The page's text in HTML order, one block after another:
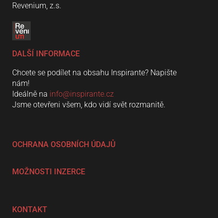
Revenium, z.s.
DALŠÍ INFORMACE
Chcete se podílet na obsahu Inspirante? Napište
nám!
Ideálně na info@inspirante.cz
Jsme otevřeni všem, kdo vidí svět rozmanitě.
OCHRANA OSOBNÍCH ÚDAJŮ
MOŽNOSTI INZERCE
KONTAKT